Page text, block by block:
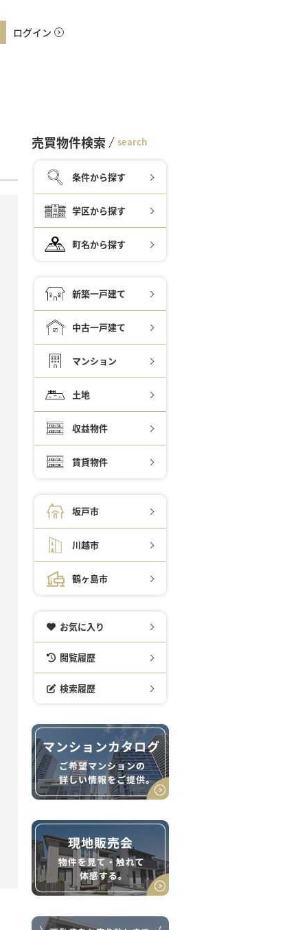
ログイン
売買物件検索 search
条件から探す
学区から探す
町名から探す
新築一戸建て
中古一戸建て
マンション
土地
収益物件
賃貸物件
坂戸市
川越市
鶴ヶ島市
お気に入り
閲覧履歴
検索履歴